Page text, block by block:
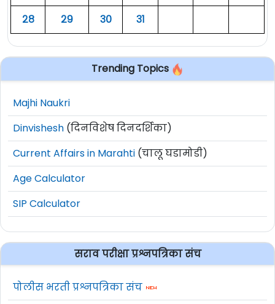
२८
२९ ३० ३१
Trending Topics
Majhi Naukri
Dinvishesh (दिनविशेष दिनदर्शिका)
Current Affairs in Marahti (चालू घडामोडी)
Age Calculator
SIP Calculator
सराव परीक्षा प्रश्नपत्रिका संच
पोलीस भरती प्रश्नपत्रिका संच